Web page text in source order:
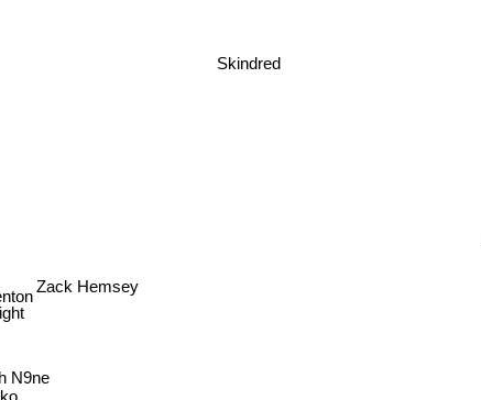
Skindred
Zack Hemsey
N9ne